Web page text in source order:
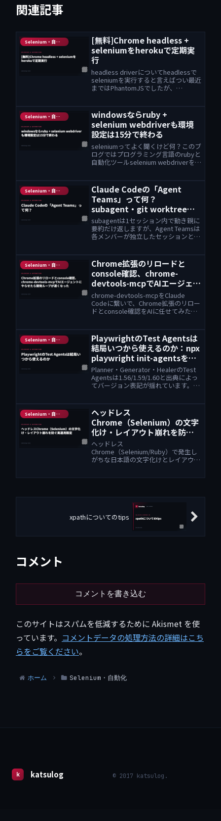
関連記事
Selenium・自動化
[無料]Chrome headless +
seleniumをherokuで定期実
行
headless driverについてheadlessで
seleniumを実行すると言えばつい最近
まではPhantomJSでしたが、
まいました。headlessで実行...
Selenium・自動化
windowsならruby +
selenium webdriverも環境
設定は15分で終わる
seleniumってよく聞くけど何？このブ
ログではプログラミング言語のrubyと
自動化ツールselenium webdriverをメ
よ？なんでみんな使ってるのよ？と...
Selenium・自動化
Claude Codeの「Agent
Teams」って何？
subagent・git worktreeと
の違いと使い分け
subagentは1セッション内で動き親に
要約だけ返しますが、Agent Teamsは
各メンバーが独立したセッションとし
worktreeとの組み合わせ方まで、実
際に触って確認しました。
Selenium・自動化
Chrome拡張のリロードと
console確認、chrome-
devtools-mcpでAIエージェン
トにやらせたら開発ループが
速くなった
chrome-devtools-mcpをClaude
Codeに繋いで、Chrome拡張のリロー
ドとconsole確認をAIに任せてみた話
Selenium・自動化
PlaywrightのTest Agentsは
結局いつから使えるのか：npx
playwright init-agentsを公
式リリースノートで確認する
Planner・Generator・HealerのTest
Agentsは1.56/1.59/1.60と出典によっ
てバージョン表記が揺れています。公
から使えるようになったのかを確認し
ました。
Selenium・自動化
ヘッドレス
Chrome（Selenium）の文字
化け・レイアウト崩れを防ぐ
実運用設定
ヘッドレス
Chrome（Selenium/Ruby）で発生し
がちな日本語の文字化けとレイアウト
xpathについてのtips
コメント
コメントを書き込む
このサイトはスパムを低減するために Akismet を使
っています。 コメントデータの処理方法の詳細はこち
らをご覧ください。
ホーム Selenium・自動化
katsulog © 2017 katsulog.